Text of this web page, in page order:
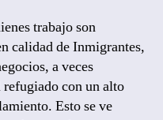
trabajo son
calidad de Inmigrantes,
a veces
con un alto
Esto se ve